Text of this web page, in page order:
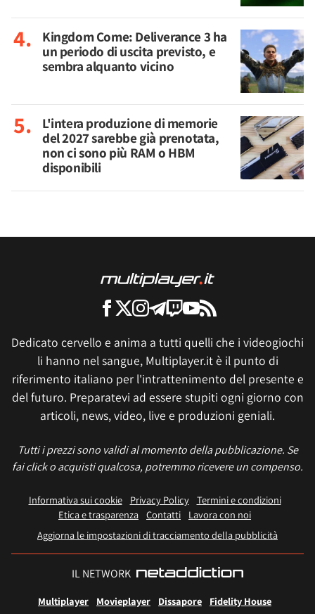
Kingdom Come: Deliverance 3 ha
un periodo di uscita previsto, e
sembra alquanto vicino
L'intera produzione di memorie
del 2027 sarebbe già prenotata,
non ci sono più RAM o HBM
disponibili
Dedicato cervello e anima a tutti quelli che i videogiochi
li hanno nel sangue, Multiplayer.it è il punto di
riferimento italiano per l'intrattenimento del presente e
del futuro. Preparatevi ad essere stupiti ogni giorno con
articoli, news, video, live e produzioni geniali.
Tutti i prezzi sono validi al momento della pubblicazione. Se
fai click o acquisti qualcosa, potremmo ricevere un compenso.
Informativa sui cookie Privacy Policy
Termini e condizioni
Etica e trasparenza Contatti
Lavora con noi
Aggiorna le impostazioni di tracciamento della pubblicità
IL NETWORK
Multiplayer Movieplayer Dissapore Fidelity House